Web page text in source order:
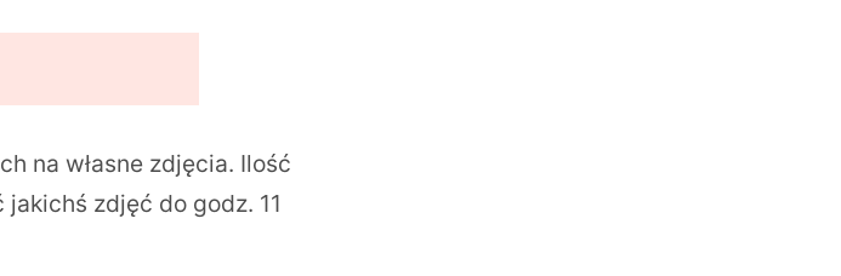
na własne zdjęcia. Ilość
zdjęć do godz. 11